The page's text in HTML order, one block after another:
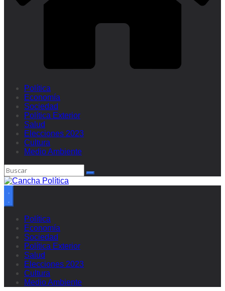
Política
Economía
Sociedad
Política Exterior
Salud
Elecciones 2023
Cultura
Medio Ambiente
Política
Economía
Sociedad
Política Exterior
Salud
Elecciones 2023
Cultura
Medio Ambiente